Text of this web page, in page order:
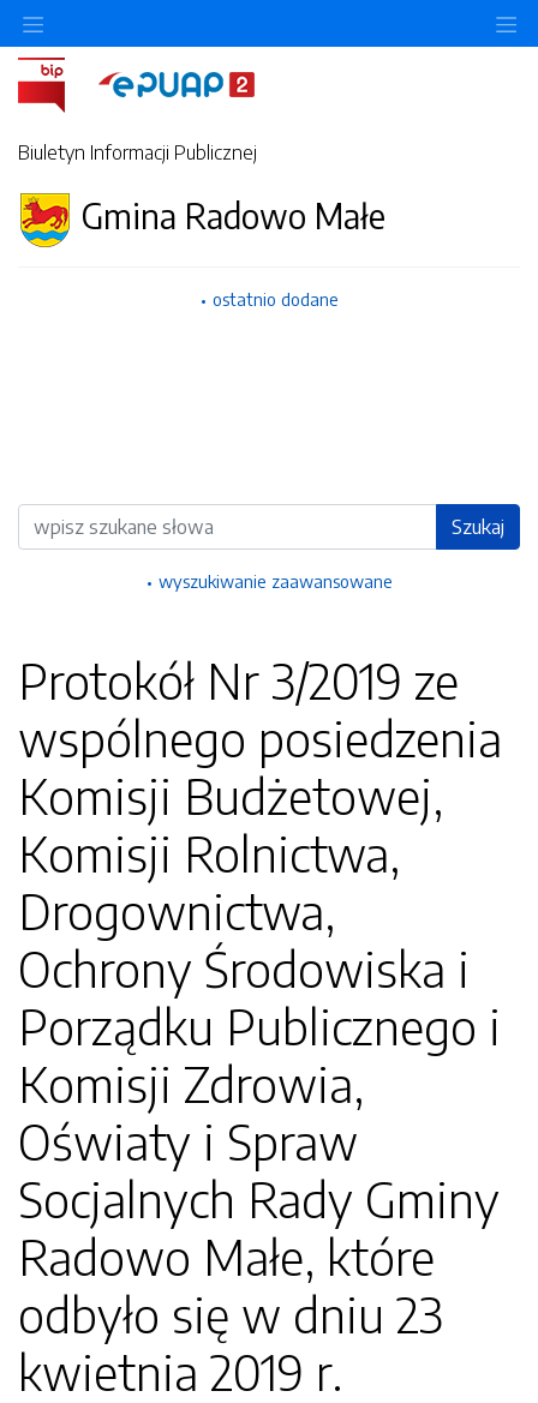
Biuletyn Informacji Publicznej
Gmina Radowo Małe
ostatnio dodane
Wyszukiwarka Szukaj
wyszukiwanie zaawansowane
Protokół Nr 3/2019 ze
wspólnego posiedzenia
Komisji Budżetowej,
Komisji Rolnictwa,
Drogownictwa,
Ochrony Środowiska i
Porządku Publicznego i
Komisji Zdrowia,
Oświaty i Spraw
Socjalnych Rady Gminy
Radowo Małe, które
odbyło się w dniu 23
kwietnia 2019 r.